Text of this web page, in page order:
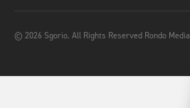
© 2026 Sgorio. All Rights Reserved Rondo Media